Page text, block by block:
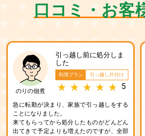
口コミ・お客
のりの佃煮
引っ越し前に処分しま
した
利用プラン 引っ越し片付け
5
急に転勤が決まり、家族で引っ越しをする
ことになりました。
来てもらってから処分したものがどんどん
出てきて予定よりも増えたのですが、全部